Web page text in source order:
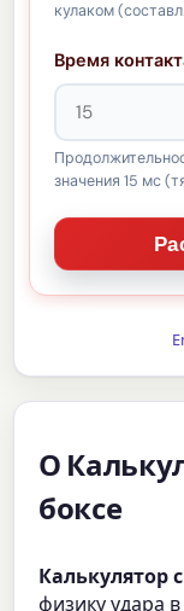
кулаком
Время
значения 15 мс
О
боксе
Калькулятор
физику удара